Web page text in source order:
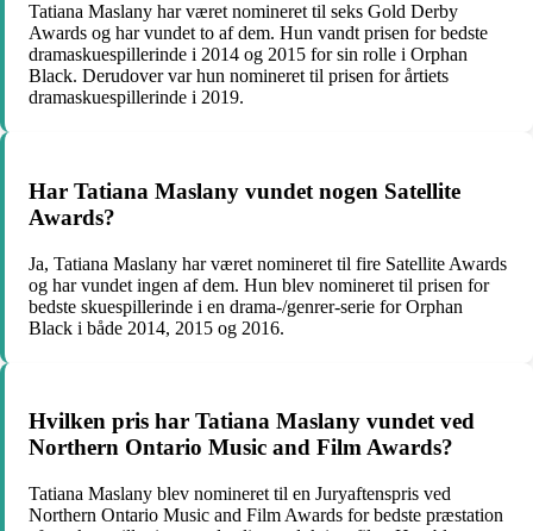
Tatiana Maslany har været nomineret til seks Gold Derby
Awards og har vundet to af dem. Hun vandt prisen for bedste
dramaskuespillerinde i 2014 og 2015 for sin rolle i Orphan
Black. Derudover var hun nomineret til prisen for årtiets
dramaskuespillerinde i 2019.
Har Tatiana Maslany vundet nogen Satellite
Awards?
Ja, Tatiana Maslany har været nomineret til fire Satellite Awards
og har vundet ingen af ​​dem. Hun blev nomineret til prisen for
bedste skuespillerinde i en drama-/genrer-serie for Orphan
Black i både 2014, 2015 og 2016.
Hvilken pris har Tatiana Maslany vundet ved
Northern Ontario Music and Film Awards?
Tatiana Maslany blev nomineret til en Juryaftenspris ved
Northern Ontario Music and Film Awards for bedste præstation